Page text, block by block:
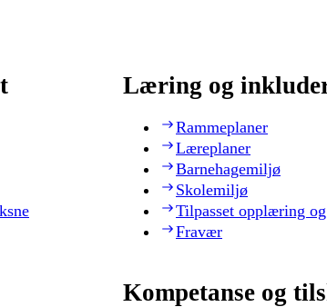
Læring og
Rammeplaner
Læreplaner
Barnehagemiljø
Skolemiljø
Tilpasset opplæring
Fravær
Kompetanse og